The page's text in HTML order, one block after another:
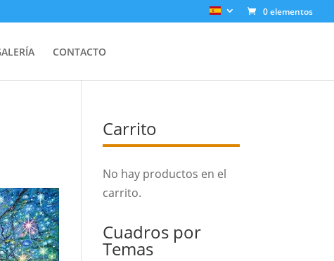
0 elementos
CONTACTO
Carrito
No hay productos en el
carrito.
Cuadros por
Temas